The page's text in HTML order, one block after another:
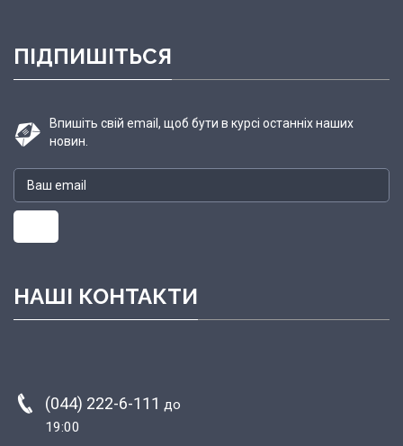
ПІДПИШІТЬСЯ
Впишіть свій email, щоб бути в курсі останніх наших
новин.
НАШІ КОНТАКТИ
(044) 222-6-111 до
19:00